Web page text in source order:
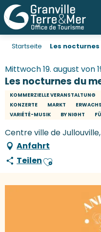
Startseite Les
Mittwoch 19. august von
Les nocturnes du
KOMMERZIELLE VERANSTALTUNG
KONZERTE
MARKT
VARIÉTÉ-MUSIK
BY NIGHT
Centre ville de
Anfahrt
TeilenAjouter aux